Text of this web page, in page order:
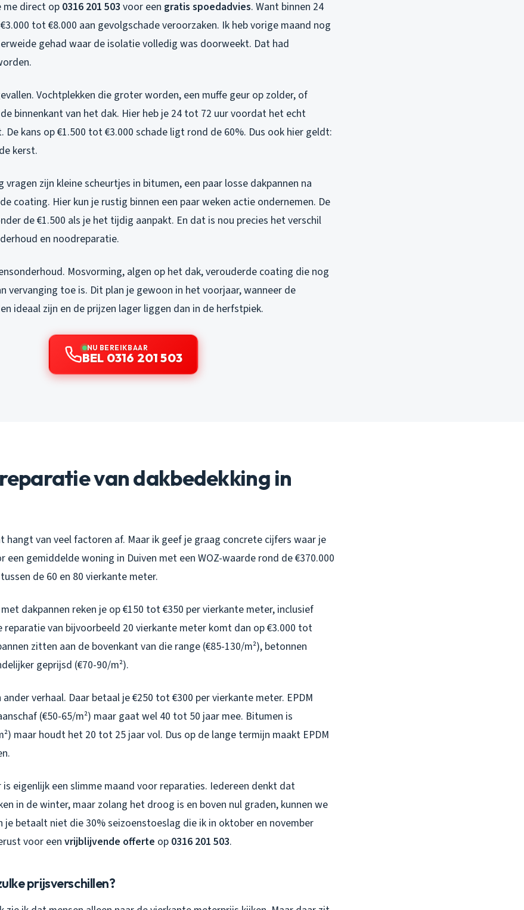
me direct op 0316 201 503 voor een gratis spoedadvies. Want binnen 24
tot €8.000 aan gevolgschade veroorzaken. Ik heb vorige maand nog
gehad waar de isolatie volledig was doorweekt. Dat had
Vochtplekken die groter worden, een muffe geur op zolder, of
binnenkant van het dak. Hier heb je 24 tot 72 uur voordat het echt
kans op €1.500 tot €3.000 schade ligt rond de 60%. Dus ook hier geldt:
kerst.
vragen zijn kleine scheurtjes in bitumen, een paar losse dakpannen na
coating. Hier kun je rustig binnen een paar weken actie ondernemen. De
de €1.500 als je het tijdig aanpakt. En dat is nou precies het verschil
en noodreparatie.
Mosvorming, algen op het dak, verouderde coating die nog
vervanging toe is. Dit plan je gewoon in het voorjaar, wanneer de
ideaal zijn en de prijzen lager liggen dan in de herfstpiek.
NU BEREIKBAAR
BEL 0316 201 503
van dakbedekking in
hangt van veel factoren af. Maar ik geef je graag concrete cijfers waar je
een gemiddelde woning in Duiven met een WOZ-waarde rond de €370.000
de 60 en 80 vierkante meter.
dakpannen reken je op €150 tot €350 per vierkante meter, inclusief
reparatie van bijvoorbeeld 20 vierkante meter komt dan op €3.000 tot
zitten aan de bovenkant van die range (€85-130/m²), betonnen
geprijsd (€70-90/m²).
verhaal. Daar betaal je €250 tot €300 per vierkante meter. EPDM
(€50-65/m²) maar gaat wel 40 tot 50 jaar mee. Bitumen is
maar houdt het 20 tot 25 jaar vol. Dus op de lange termijn maakt EPDM
is eigenlijk een slimme maand voor reparaties. Iedereen denkt dat
in de winter, maar zolang het droog is en boven nul graden, kunnen we
je betaalt niet die 30% seizoenstoeslag die ik in oktober en november
voor eenvrijblijvende offerte op 0316 201 503.
prijsverschillen?